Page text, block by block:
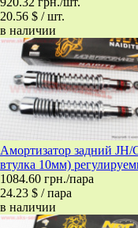
20.56 $ / шт.
в наличии
Амортизатор задний
втулка 10мм)
1084.60 грн./пара
24.23 $ / пара
в наличии